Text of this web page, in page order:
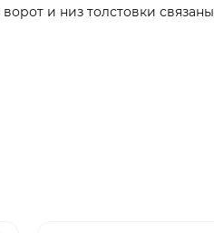
и низ толстовки связаны